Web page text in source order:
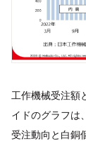
工作機械受注額
イドのグラフは
受注動向と白銅